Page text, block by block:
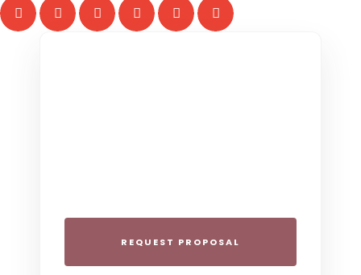
REQUEST PROPOSAL
THE 4-STAR SPIRIT